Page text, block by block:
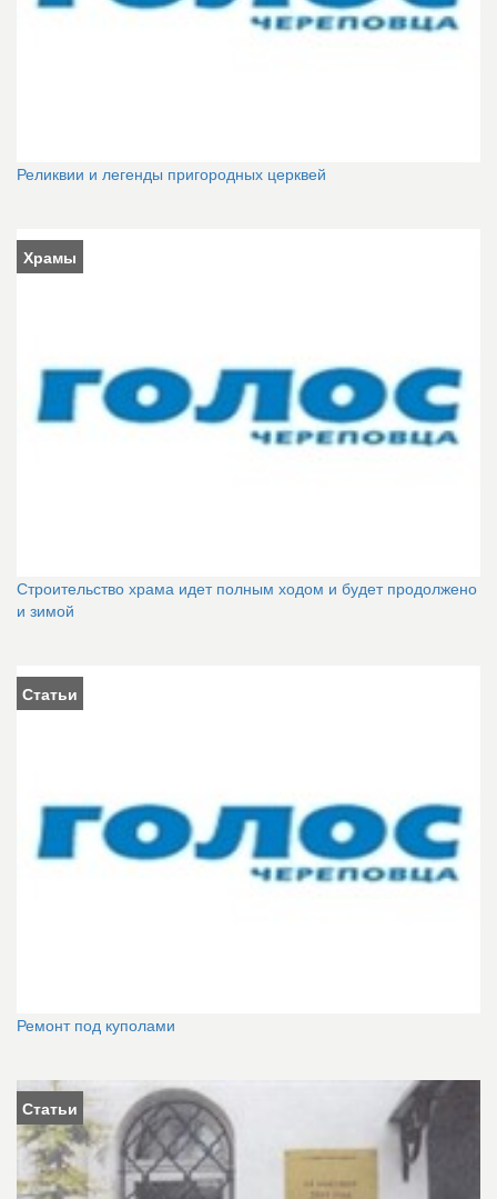
Реликвии и легенды пригородных церквей
Храмы
Строительство храма идет полным ходом и будет продолжено
и зимой
Статьи
Ремонт под куполами
Статьи